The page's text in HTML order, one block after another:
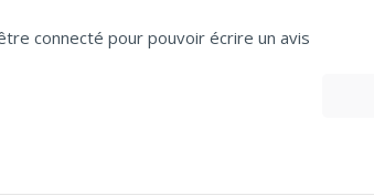
connecté pour pouvoir écrire un avis